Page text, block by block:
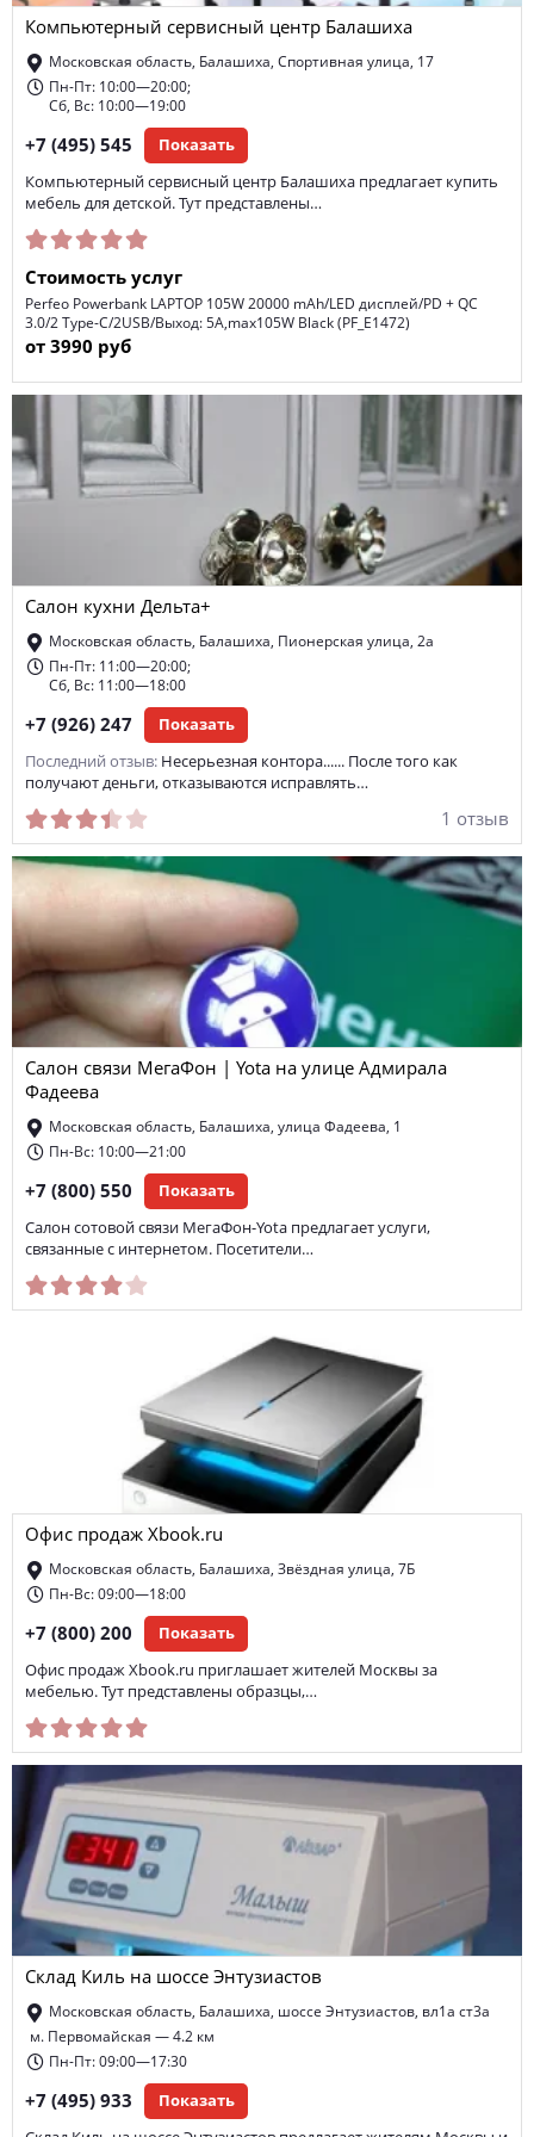
компьютеры и оргтехника автохимия и масло
средство гигиены
мебель для дома мягкая мебель
биологически активная добавка искусственные цветы
медицинское оборудование и инструменты
аксессуары к мобильному телефону
постельная принадлежность и текстиль для дома
безалкогольные напитки
Компьютерный сервисный центр Балашиха
Московская область, Балашиха, Спортивная улица, 17
Пн-Пт: 10:00—20:00;
Сб, Вс: 10:00—19:00
+7 (495) 545 Показать
Компьютерный сервисный центр Балашиха предлагает купить
мебель для детской. Тут представлены…
Стоимость услуг
Perfeo Powerbank LAPTOP 105W 20000 mAh/LED дисплей/PD + QC
3.0/2 Type-C/2USB/Выход: 5A,max105W Black (PF_E1472)
от 3990 руб
Салон кухни Дельта+
Московская область, Балашиха, Пионерская улица, 2а
Пн-Пт: 11:00—20:00;
Сб, Вс: 11:00—18:00
+7 (926) 247 Показать
Последний отзыв: Несерьезная контора...... После того как
получают деньги, отказываются исправлять…
1 отзыв
Салон связи МегаФон | Yota на улице Адмирала
Фадеева
Московская область, Балашиха, улица Фадеева, 1
Пн-Вс: 10:00—21:00
+7 (800) 550 Показать
Салон сотовой связи МегаФон-Yota предлагает услуги,
связанные с интернетом. Посетители…
Офис продаж Xbook.ru
Московская область, Балашиха, Звёздная улица, 7Б
Пн-Вс: 09:00—18:00
+7 (800) 200 Показать
Офис продаж Xbook.ru приглашает жителей Москвы за
мебелью. Тут представлены образцы,…
Склад Киль на шоссе Энтузиастов
Московская область, Балашиха, шоссе Энтузиастов, вл1а ст3а
м. Первомайская — 4.2 км
Пн-Пт: 09:00—17:30
+7 (495) 933 Показать